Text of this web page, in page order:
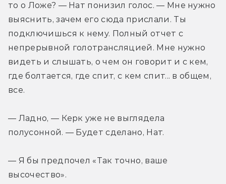
то о Ложе? — Нат понизил голос. — Мне нужно
выяснить, зачем его сюда прислали. Ты
подключишься к нему. Полный отчет с
непрерывной голотрансляцией. Мне нужно
видеть и слышать, о чем он говорит и с кем,
где болтается, где спит, с кем спит... в общем,
все.
— Ладно, — Керк уже не выглядела
полусонной. — Будет сделано, Нат.
— Я бы предпочел «Так точно, ваше
высочество».